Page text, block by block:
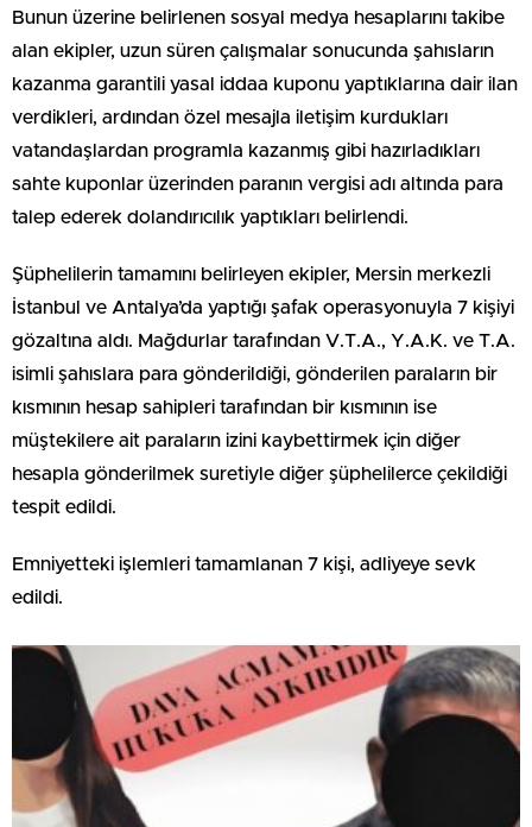
Bunun üzerine belirlenen sosyal medya hesaplarını takibe
alan ekipler, uzun süren çalışmalar sonucunda şahısların
kazanma garantili yasal iddaa kuponu yaptıklarına dair ilan
verdikleri, ardından özel mesajla iletişim kurdukları
vatandaşlardan programla kazanmış gibi hazırladıkları
sahte kuponlar üzerinden paranın vergisi adı altında para
talep ederek dolandırıcılık yaptıkları belirlendi.
Şüphelilerin tamamını belirleyen ekipler, Mersin merkezli
İstanbul ve Antalya’da yaptığı şafak operasyonuyla 7 kişiyi
gözaltına aldı. Mağdurlar tarafından V.T.A., Y.A.K. ve T.A.
isimli şahıslara para gönderildiği, gönderilen paraların bir
kısmının hesap sahipleri tarafından bir kısmının ise
müştekilere ait paraların izini kaybettirmek için diğer
hesapla gönderilmek suretiyle diğer şüphelilerce çekildiği
tespit edildi.
Emniyetteki işlemleri tamamlanan 7 kişi, adliyeye sevk
edildi.